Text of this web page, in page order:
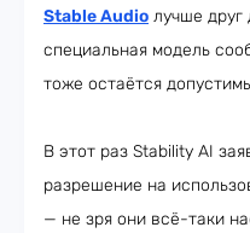
Stable Audio лучше друг
специальная модель
тоже остаётся
В этот раз Stability AI
разрешение на
— не зря они всё-таки